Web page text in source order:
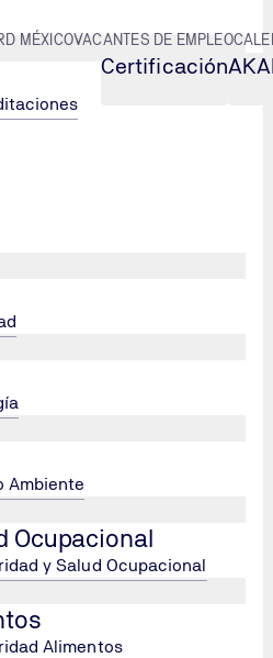
MÉXICOVACANTES DE EMPLEO
Certificación
Ambiente
Ocupacional
y Salud Ocupacional
Alimentos